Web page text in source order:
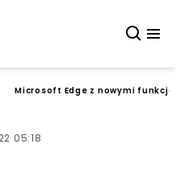
Microsoft Edge z nowymi
05:18